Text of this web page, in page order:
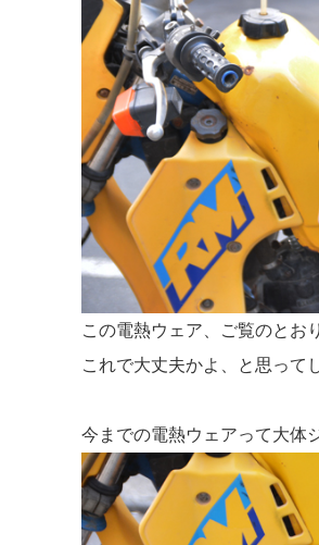
この電熱ウェア、ご覧のとお
これで大丈夫かよ、と思って
今までの電熱ウェアって大体